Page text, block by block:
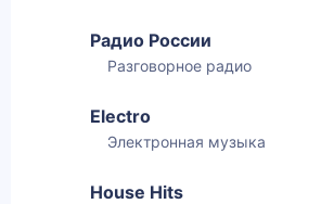
Радио России
Разговорное радио
Electro
Электронная музыка
House Hits